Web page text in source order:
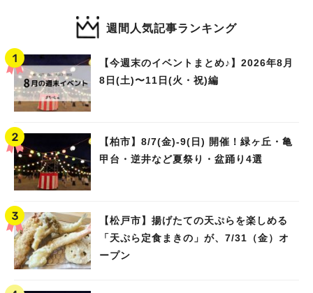
週間人気記事ランキング
【今週末のイベントまとめ♪】2026年8月
8日(土)〜11日(火・祝)編
【柏市】8/7(金)‐9(日) 開催！緑ヶ丘・亀
甲台・逆井など夏祭り・盆踊り4選
【松戸市】揚げたての天ぷらを楽しめる
「天ぷら定食まきの」が、7/31（金）オ
ープン